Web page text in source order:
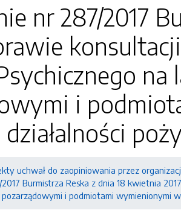
nr 287/2017
na
i
uchwał do zaopiniowania przez
Burmistrza Reska z dnia 18 kwietnia
i podmiotami wymienionymi